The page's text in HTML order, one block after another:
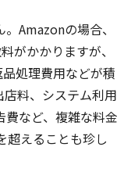
Amazonの場合、
がかかりますが、
処理費用などが積
料、システム利用
など、複雑な料金
超えることも珍し